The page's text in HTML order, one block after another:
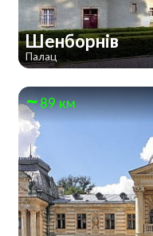
Шенборнів
Палац
89 км